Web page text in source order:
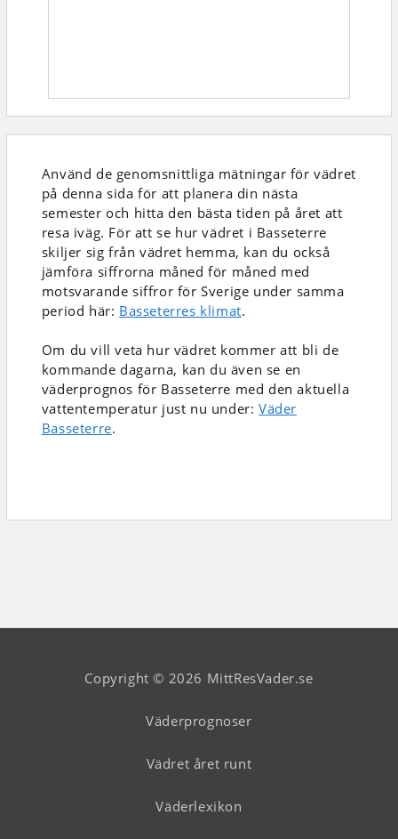
Använd de genomsnittliga mätningar för vädret
på denna sida för att planera din nästa
semester och hitta den bästa tiden på året att
resa iväg. För att se hur vädret i Basseterre
skiljer sig från vädret hemma, kan du också
jämföra siffrorna måned för måned med
motsvarande siffror för Sverige under samma
period här: Basseterres klimat.
Om du vill veta hur vädret kommer att bli de
kommande dagarna, kan du även se en
väderprognos för Basseterre med den aktuella
vattentemperatur just nu under:Väder
Basseterre.
Copyright © 2026 MittResVader.se
Väderprognoser
Vädret året runt
Väderlexikon